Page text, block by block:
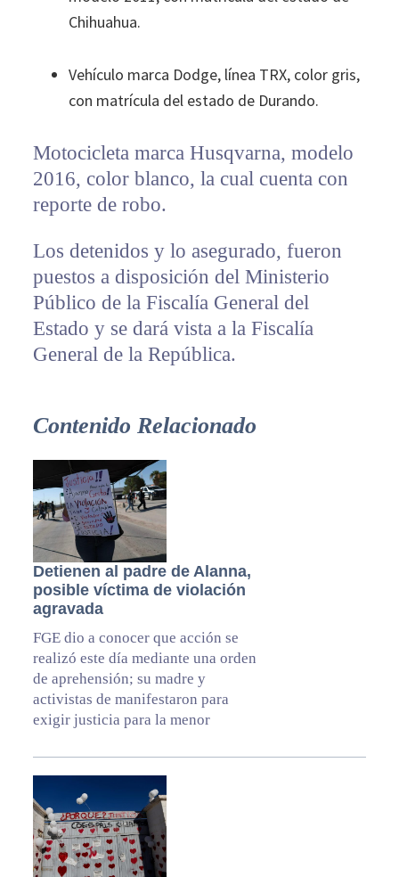
Chihuahua.
Vehículo marca Dodge, línea TRX, color gris,
con matrícula del estado de Durando.
Motocicleta marca Husqvarna, modelo
2016, color blanco, la cual cuenta con
reporte de robo.
Los detenidos y lo asegurado, fueron
puestos a disposición del Ministerio
Público de la Fiscalía General del
Estado y se dará vista a la Fiscalía
General de la República.
Contenido Relacionado
Detienen al padre de Alanna,
posible víctima de violación
agravada
FGE dio a conocer que acción se
realizó este día mediante una orden
de aprehensión; su madre y
activistas de manifestaron para
exigir justicia para la menor